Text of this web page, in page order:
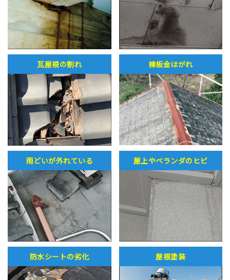
瓦屋根の割れ 棟板金はがれ
雨どいが外れている 屋上やベランダのヒビ
防水シートの劣化 屋根塗装